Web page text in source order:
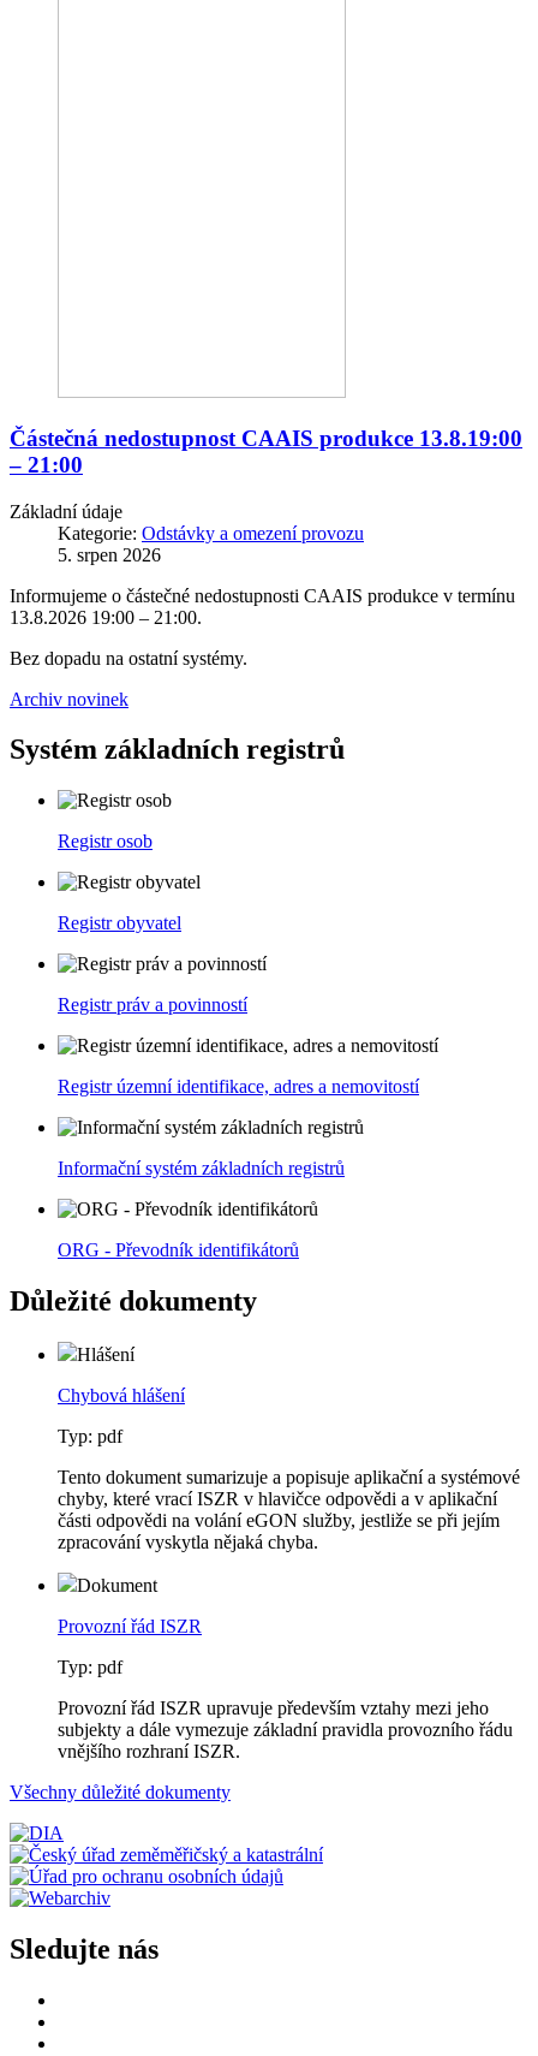
Částečná nedostupnost CAAIS produkce 13.8.19:00
– 21:00
Základní údaje
Kategorie: Odstávky a omezení provozu
5. srpen 2026
Informujeme o částečné nedostupnosti CAAIS produkce v termínu
13.8.2026 19:00 – 21:00.
Bez dopadu na ostatní systémy.
Archiv novinek
Systém základních registrů
Registr osob
Registr obyvatel
Registr práv a povinností
Registr územní identifikace, adres a nemovitostí
Informační systém základních registrů
ORG - Převodník identifikátorů
Důležité dokumenty
Hlášení
Chybová hlášení
Typ: pdf
Tento dokument sumarizuje a popisuje aplikační a systémové
chyby, které vrací ISZR v hlavičce odpovědi a v aplikační
části odpovědi na volání eGON služby, jestliže se při jejím
zpracování vyskytla nějaká chyba.
Dokument
Provozní řád ISZR
Typ: pdf
Provozní řád ISZR upravuje především vztahy mezi jeho
subjekty a dále vymezuje základní pravidla provozního řádu
vnějšího rozhraní ISZR.
Všechny důležité dokumenty
Sledujte nás